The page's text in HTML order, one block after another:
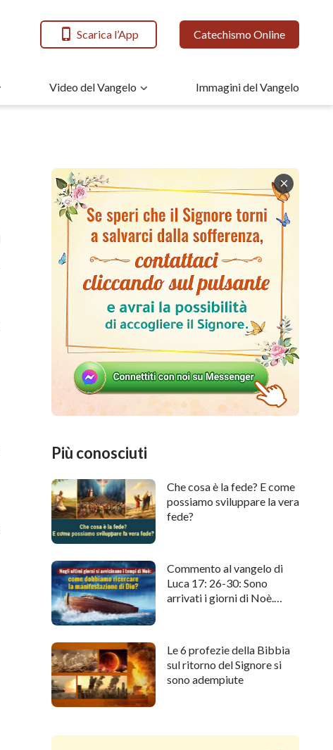
Scarica l’App Catechismo Online
Video del Vangelo Immagini del Vangelo
Più conosciuti
Che cosa è la fede? E come
possiamo sviluppare la vera
fede?
Commento al vangelo di
Luca 17: 26-30: Sono
arrivati i giorni di Noè.
Le 6 profezie della Bibbia
sul ritorno del Signore si
sono adempiute